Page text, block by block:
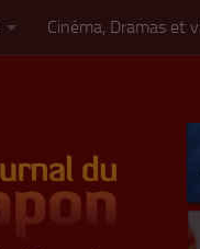
Cinéma, Dramas et